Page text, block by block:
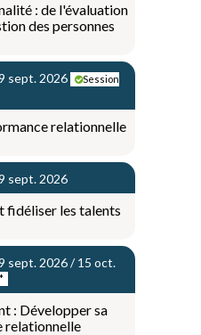
: de l'évaluation
des personnes
sept. 2026
Session
relationnelle
sept. 2026
fidéliser les talents
sept. 2026 / 15 oct.
: Développer sa
relationnelle